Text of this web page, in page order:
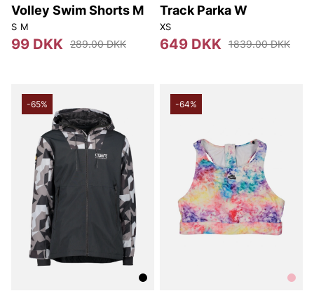
Volley Swim Shorts M
S M
99 DKK 289.00 DKK
Track Parka W
XS
649 DKK 1839.00 DKK
-65% -64%